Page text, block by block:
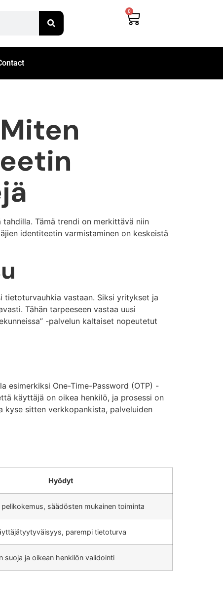
0
Tämä trendi on merkittävä niin
identiteetin varmistaminen on keskeistä
tietoturvauhkia vastaan. Siksi yritykset ja
Tähän tarpeeseen vastaa uusi
-palvelun kaltaiset nopeutetut
esimerkiksi One-Time-Password (OTP) -
käyttäjä on oikea henkilö, ja prosessi on
kyse sitten verkkopankista, palveluiden
Hyödyt
säädösten mukainen toiminta
parempi tietoturva
suoja ja oikean henkilön validointi